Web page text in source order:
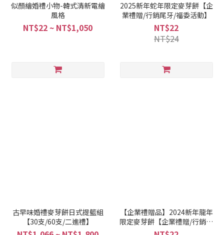
似顏繪婚禮小物-韓式清新電繪
風格
NT$22 ~ NT$1,050
2025新年蛇年限定麥芽餅【企
業禮贈/行銷尾牙/福委活動】
NT$22
NT$24
古早味婚禮麥芽餅日式提籃組
【30支/60支/二進禮】
【企業禮贈品】2024新年龍年
限定麥芽餅【企業禮贈/行銷尾
牙/福委活動】